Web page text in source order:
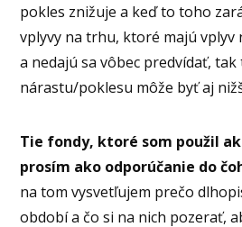
pokles znižuje a keď to toho
vplyvy na trhu, ktoré majú vplyv
a nedajú sa vôbec predvídať,
nárastu/poklesu môže byť aj
Tie fondy, ktoré som použil
prosím ako odporúčanie do
na tom vysvetľujem prečo
období a čo si na nich pozerať,